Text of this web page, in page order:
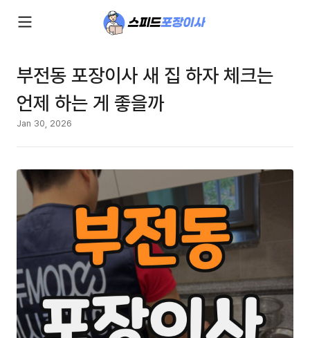
부전동 포장이사 새 집 하자 체크는
언제 하는 게 좋을까
Jan 30, 2026